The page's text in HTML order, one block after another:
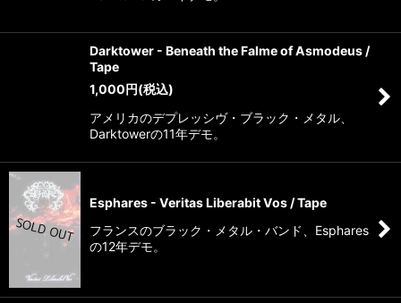
Darktower - Beneath the Falme of Asmodeus /
Tape
1,000 円(税込)
アメリカのデプレッシヴ・ブラック・メタル、
Darktowerの11年デモ。
Esphares - Veritas Liberabit Vos / Tape
フランスのブラック・メタル・バンド、Esphares
の12年デモ。